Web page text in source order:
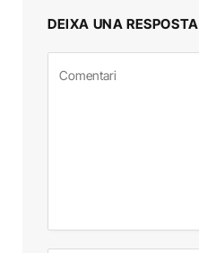
DEIXA UNA RESPOSTA